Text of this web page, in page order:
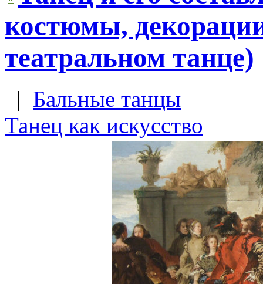
костюмы,
театральном танце)
| Бальные танцы
Танец как искусство